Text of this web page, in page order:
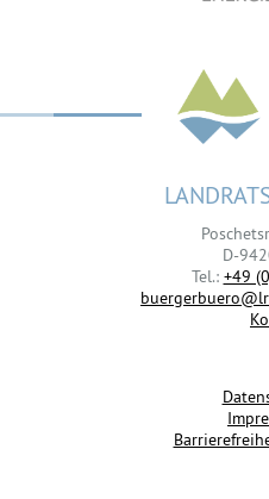
D-
Tel.: +49